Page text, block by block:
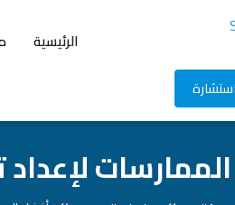
الرئيسية
لإعداد